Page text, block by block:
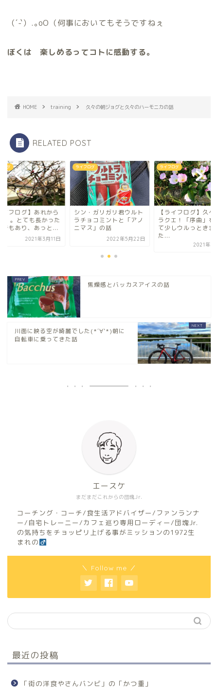
（´-`）.｡oO（何事においてもそうですねぇ
ぼくは 楽しめるってコトに感動する。
HOME training 久々の朝ジョグと久々のハーモニカの話
RELATED POST
ログ
イフログ】あれから
。。とても長かった
でもあり、あっと...
2021年3月11日
ライフログ
シン・ガリガリ君ウルト
ラチョコミントと「アノ
ニマス」の話
2022年5月22日
ライフログ
【ライフログ】久々
ラクエ！「序曲」を
て少しウルっときま
た...
2021年6
焦燥感とバッカスアイスの話
川面に映る空が綺麗でした(*´∀`*)朝に
自転車に乗ってきた話
まだまだこれからの団塊Jr.
エースケ
コーチング・コーチ/食生活アドバイザー/ファンランナ
ー/自宅トレーニー/カフェ巡り専用ローディー/団塊Jr.
の気持ちをチョッピリ上げる事がミッションの1972生
まれの
＼ Follow me ／
最近の投稿
「街の洋食やさんバンビ」の「かつ重」